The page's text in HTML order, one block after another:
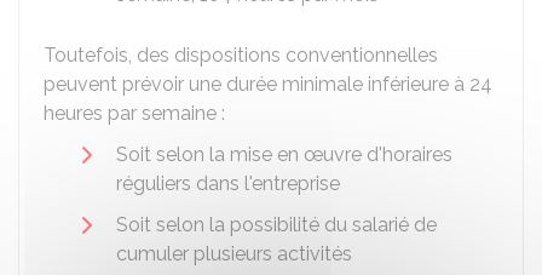
Toutefois, des dispositions conventionnelles
peuvent prévoir une durée minimale inférieure à 24
heures par semaine :
Soit selon la mise en œuvre d'horaires
réguliers dans l'entreprise
Soit selon la possibilité du salarié de
cumuler plusieurs activités